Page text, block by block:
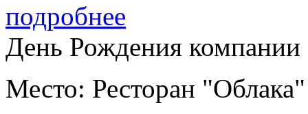
подробнее
День Рождения
Место: Ресторан "Облака"